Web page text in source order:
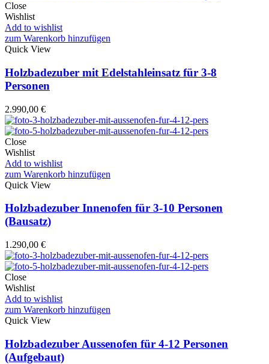
Close
Wishlist
Add to wishlist
zum Warenkorb hinzufügen
Quick View
Holzbadezuber mit Edelstahleinsatz für 3-8
Personen
2.990,00 €
Close
Wishlist
Add to wishlist
zum Warenkorb hinzufügen
Quick View
Holzbadezuber Innenofen für 3-10 Personen
(Bausatz)
1.290,00 €
Close
Wishlist
Add to wishlist
zum Warenkorb hinzufügen
Quick View
Holzbadezuber Aussenofen für 4-12 Personen
(Aufgebaut)